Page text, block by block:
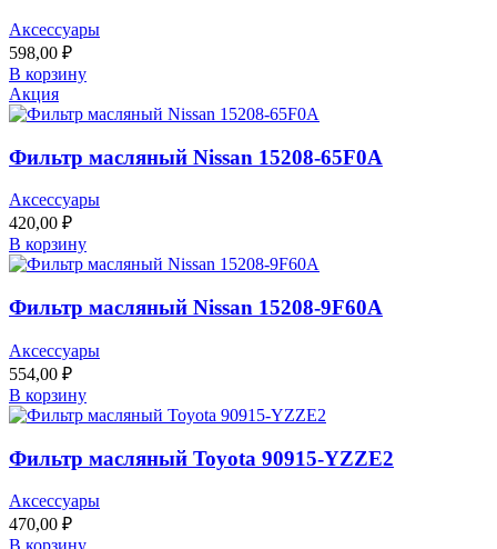
Аксессуары
598,00 ₽
В корзину
Акция
Фильтр масляный Nissan 15208-65F0A
Аксессуары
420,00 ₽
В корзину
Фильтр масляный Nissan 15208-9F60A
Аксессуары
554,00 ₽
В корзину
Фильтр масляный Toyota 90915-YZZE2
Аксессуары
470,00 ₽